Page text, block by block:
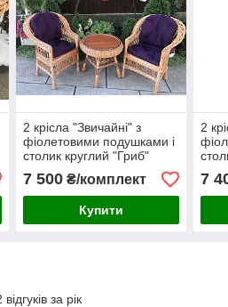
2 крісла "Звичайні" з
фіолетовими подушками і
столик круглий "Гриб"
7 500₴/комплект
Купити
2
7
за рік